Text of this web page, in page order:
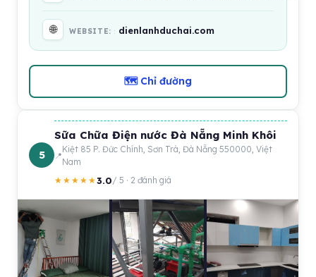
🌐 WEBSITE: dienlanhduchai.com
🗺 Chỉ đường
5
Sữa Chữa Điện nước Đà Nẵng Minh Khôi
Kiệt 85 P. Đức Chính, Sơn Trà, Đà Nẵng 550000, Việt
Nam
★★★★★3.0/ 5 · 2 đánh giá